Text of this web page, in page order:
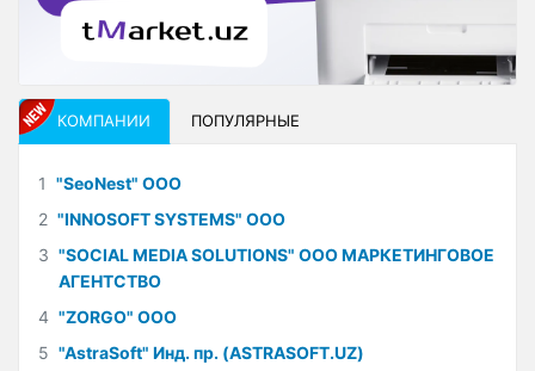
КОМПАНИИ ПОПУЛЯРНЫЕ
1 "SeoNest" ООО
2 "INNOSOFT SYSTEMS" ООО
3 "SOCIAL MEDIA SOLUTIONS" ООО МАРКЕТИНГОВОЕ
АГЕНТСТВО
4 "ZORGO" ООО
5 "AstraSoft" Инд. пр. (ASTRASOFT.UZ)